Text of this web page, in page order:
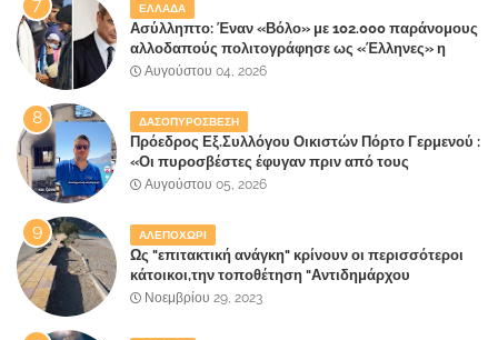
ΕΛΛΑΔΑ
Ασύλληπτο: Έναν «Βόλο» με 102.000 παράνομους
αλλοδαπούς πολιτογράφησε ως «Έλληνες» η
κυβέρνηση!
Αυγούστου 04, 2026
ΔΑΣΟΠΥΡΟΣΒΕΣΗ
Πρόεδρος Εξ.Συλλόγου Οικιστών Πόρτο Γερμενού :
«Οι πυροσβέστες έφυγαν πριν από τους
κατοίκους»
Αυγούστου 05, 2026
ΑΛΕΠΟΧΩΡΙ
Ως "επιτακτική ανάγκη" κρίνουν οι περισσότεροι
κάτοικοι,την τοποθέτηση "Αντιδημάρχου
Παραλιακής Ζώνης" στο Δήμο Μάνδρας-Ειδυλλίας!
Νοεμβρίου 29, 2023